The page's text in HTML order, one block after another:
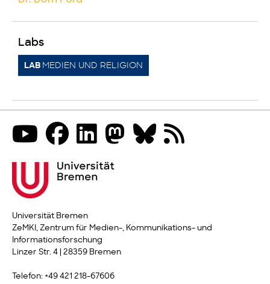
Labs
LAB MEDIEN UND RELIGION
Universität Bremen
ZeMKI, Zentrum für Medien-, Kommunikations- und
Informationsforschung
Linzer Str. 4 | 28359 Bremen
Telefon: +49 421 218-67606